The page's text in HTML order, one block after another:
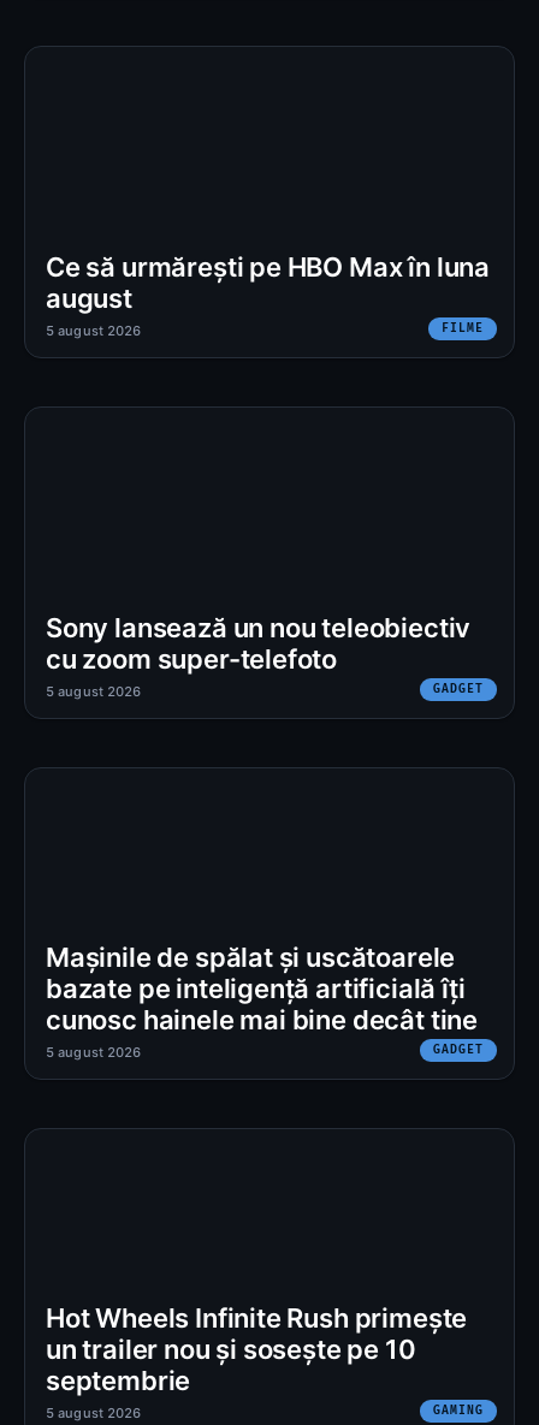
Ce să urmărești pe HBO Max în luna
august
FILME
5 august 2026
Sony lansează un nou teleobiectiv
cu zoom super-telefoto
GADGET
5 august 2026
Mașinile de spălat și uscătoarele
bazate pe inteligență artificială îți
cunosc hainele mai bine decât tine
GADGET
5 august 2026
Hot Wheels Infinite Rush primește
un trailer nou și sosește pe 10
septembrie
GAMING
5 august 2026